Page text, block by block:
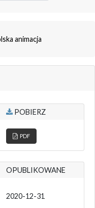
animacja
POBIERZ
PDF
OPUBLIKOWANE
2020-12-31